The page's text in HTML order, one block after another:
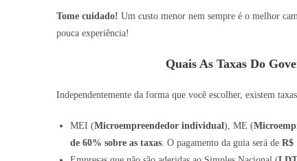
Tome cuidado! Um custo menor nem sempre é o melhor
pouca experiência!
Quais As Taxas Do
Independentemente da forma que você escolher, existem
MEI (Microempreendedor individual), ME (
de 60% sobre as taxas . O pagamento da guia será de R$